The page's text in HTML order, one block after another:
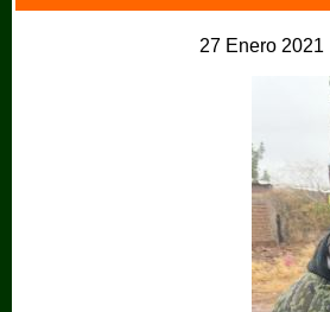
27 Enero 2021